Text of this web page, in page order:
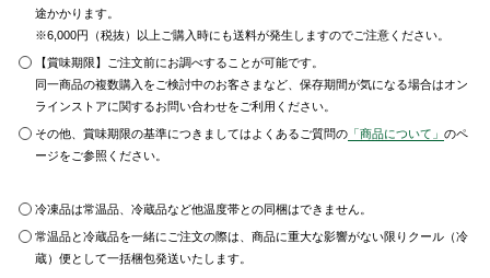
途かかります。
※6,000円（税抜）以上ご購入時にも送料が発生しますのでご注意ください。
【賞味期限】ご注文前にお調べすることが可能です。
同一商品の複数購入をご検討中のお客さまなど、保存期間が気になる場合はオン
ラインストアに関するお問い合わせをご利用ください。
その他、賞味期限の基準につきましてはよくあるご質問の 「商品について」のペ
ージをご参照ください。
冷凍品は常温品、冷蔵品など他温度帯との同梱はできません。
常温品と冷蔵品を一緒にご注文の際は、商品に重大な影響がない限りクール（冷
蔵）便として一括梱包発送いたします。